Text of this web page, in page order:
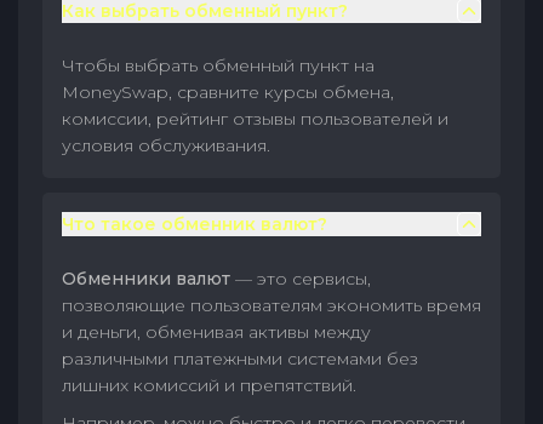
Как выбрать обменный пункт?
Чтобы выбрать обменный пункт на
MoneySwap, сравните курсы обмена,
комиссии, рейтинг отзывы пользователей и
условия обслуживания.
Что такое обменник валют?
Обменники валют — это сервисы,
позволяющие пользователям экономить время
и деньги, обменивая активы между
различными платежными системами без
лишних комиссий и препятствий.